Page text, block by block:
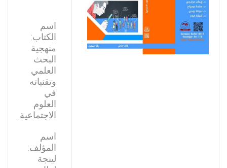
اسم
الكتاب:
منهجية
البحث
العلمي
وتقنياته
في
العلوم
الاجتماعية.
اسم
المؤلف:
لينجة